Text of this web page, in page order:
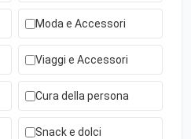
Moda e Accessori
Viaggi e Accessori
Cura della persona
Snack e dolci